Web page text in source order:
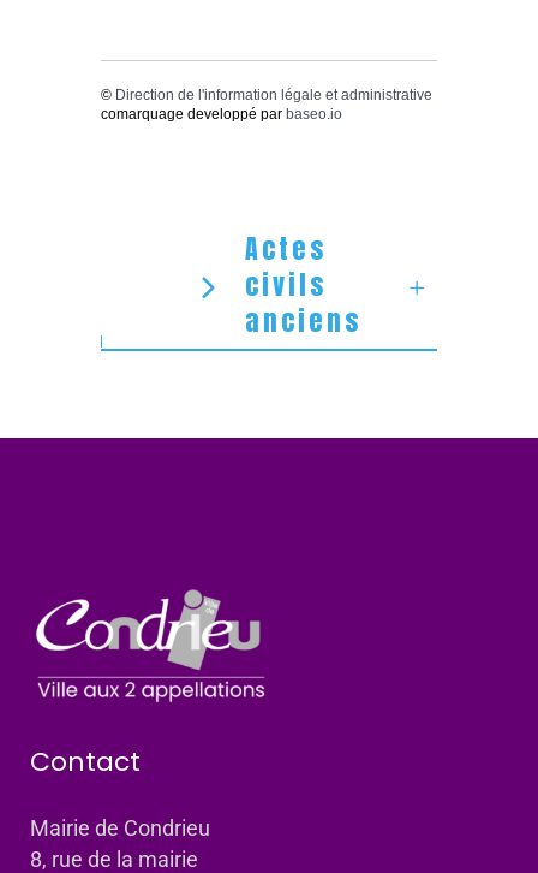
© Direction de l'information légale et administrative
comarquage developpé par baseo.io
Actes
civils
anciens
Contact
Mairie de Condrieu
8, rue de la mairie